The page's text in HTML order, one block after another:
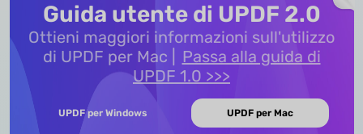
Guida utente di UPDF 2.0
Ottieni maggiori informazioni sull'utilizzo
di UPDF per Mac
Passa alla guida di
UPDF 1.0 >>>
UPDF per Windows UPDF per Mac